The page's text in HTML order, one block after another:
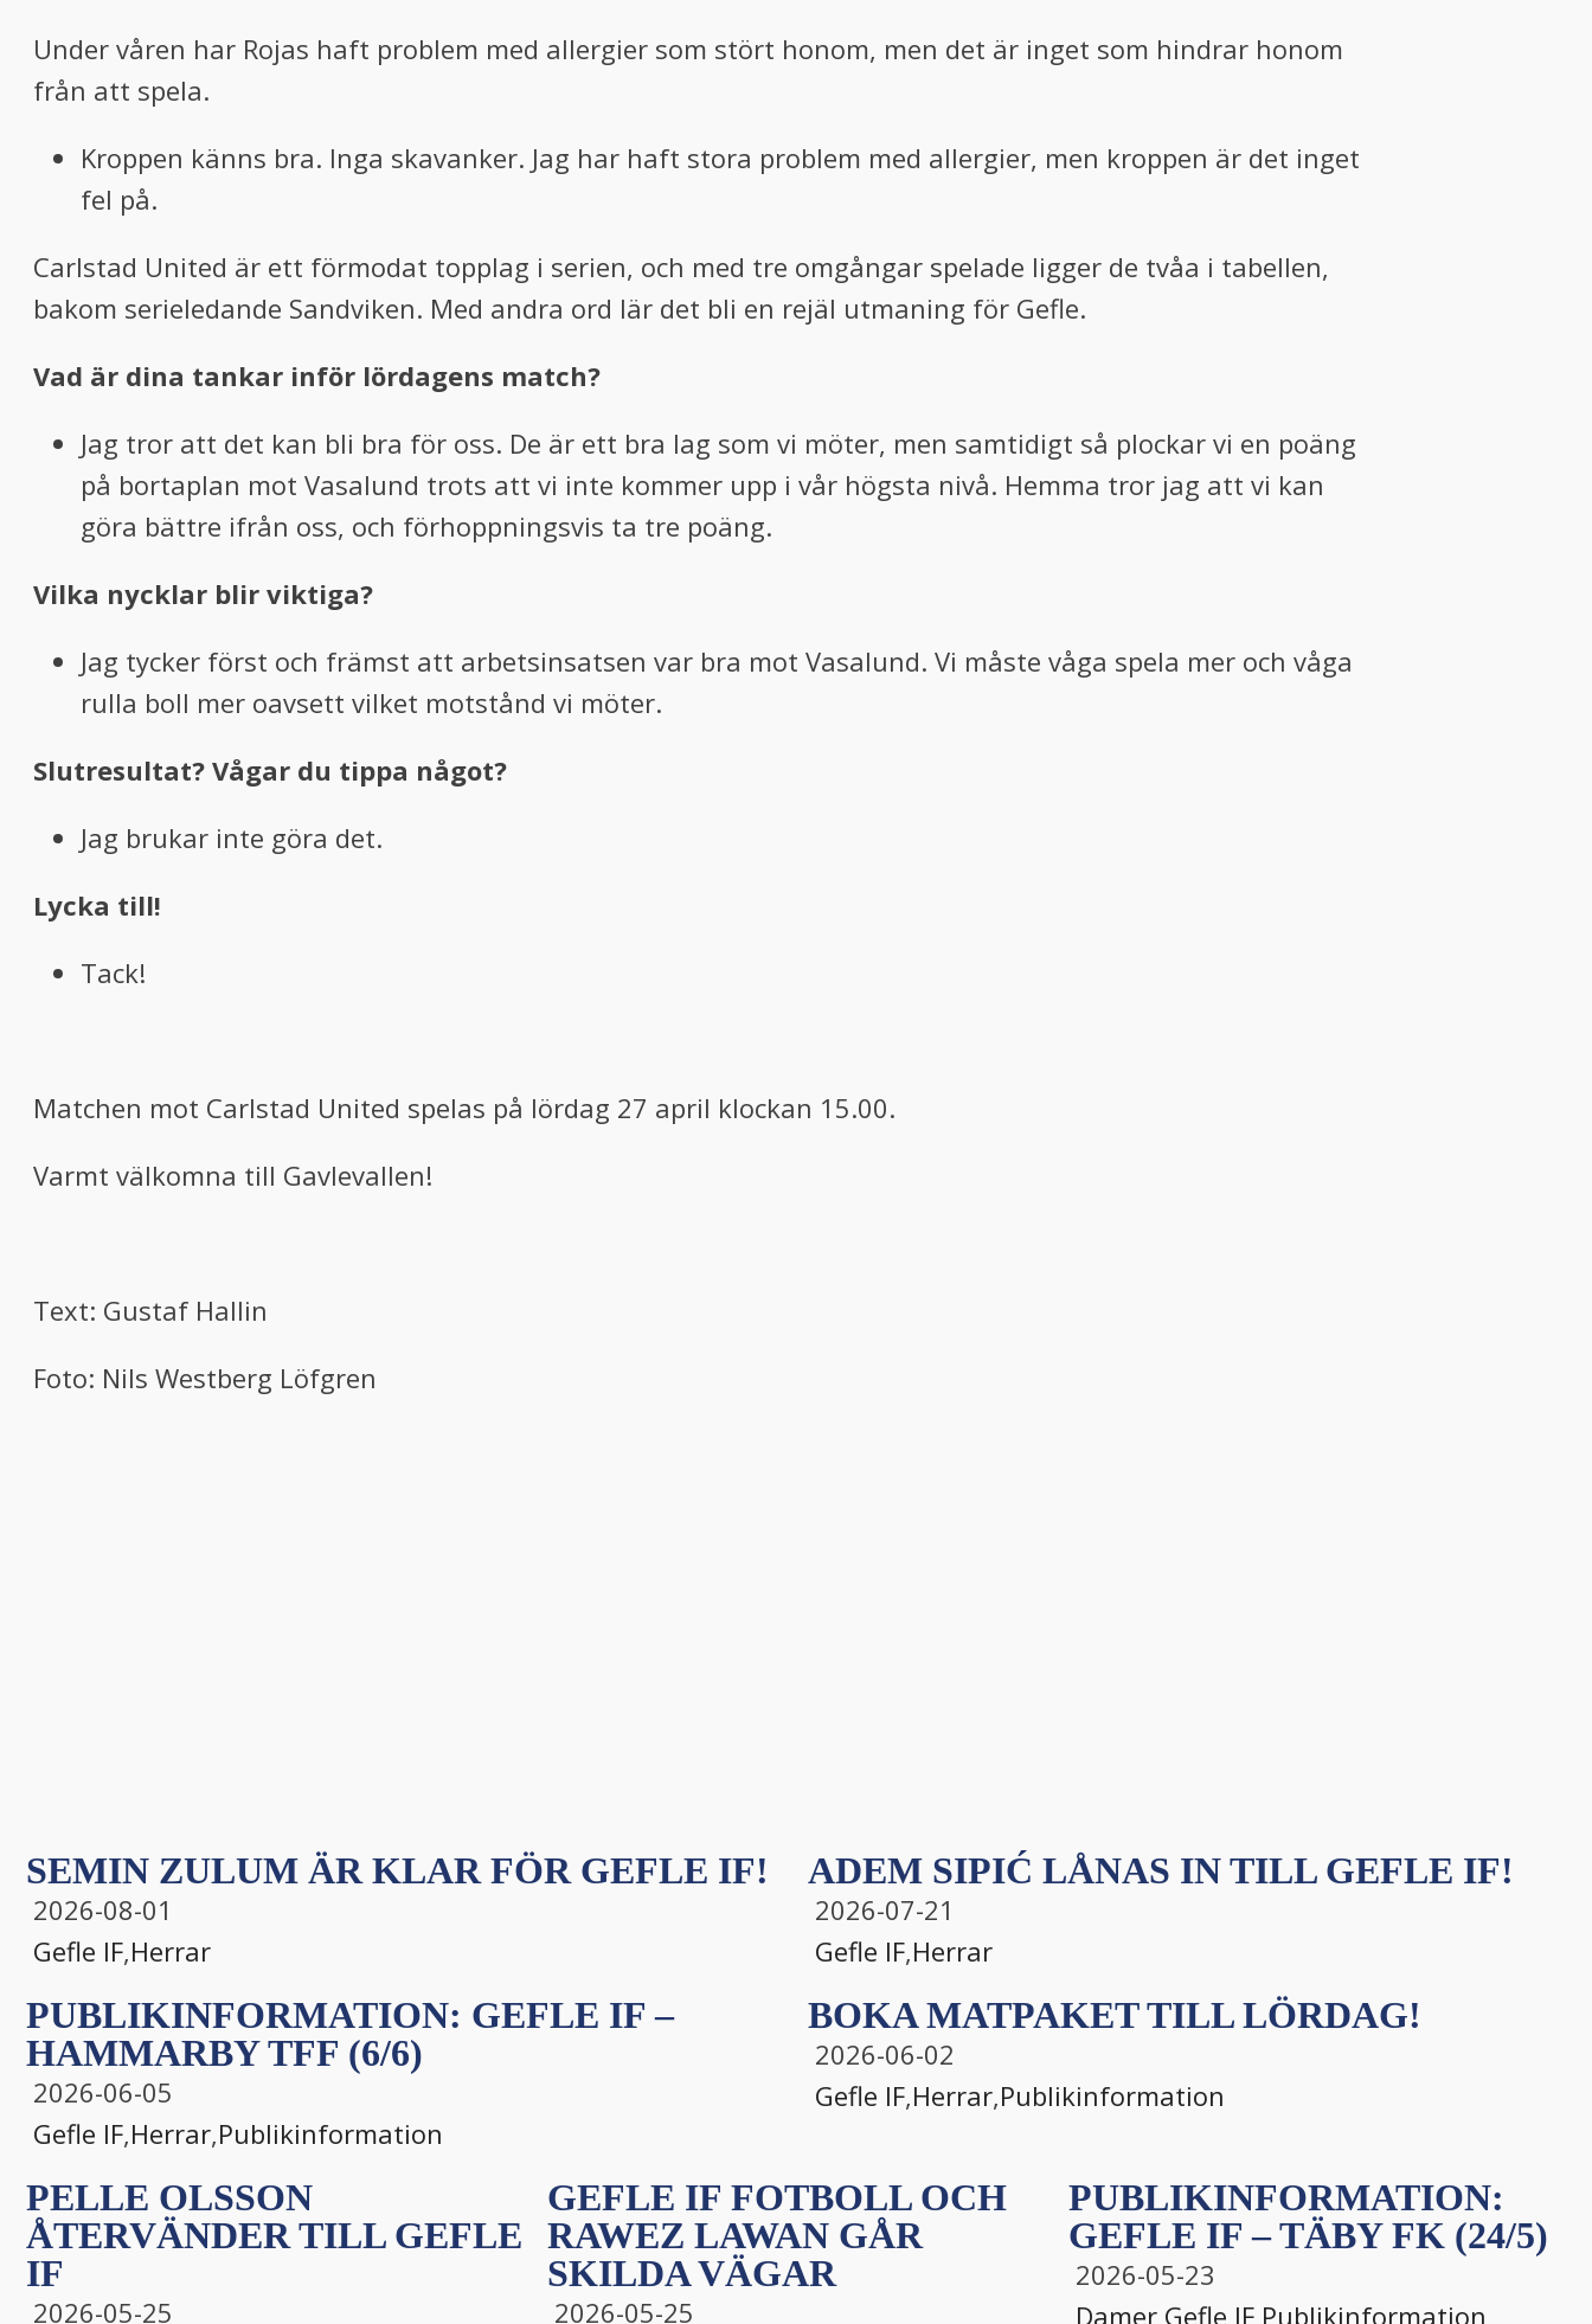
Under våren har Rojas haft problem med allergier som stört honom, men det är inget som hindrar honom
från att spela.
Kroppen känns bra. Inga skavanker. Jag har haft stora problem med allergier, men kroppen är det inget
fel på.
Carlstad United är ett förmodat topplag i serien, och med tre omgångar spelade ligger de tvåa i tabellen,
bakom serieledande Sandviken. Med andra ord lär det bli en rejäl utmaning för Gefle.
Vad är dina tankar inför lördagens match?
Jag tror att det kan bli bra för oss. De är ett bra lag som vi möter, men samtidigt så plockar vi en poäng
på bortaplan mot Vasalund trots att vi inte kommer upp i vår högsta nivå. Hemma tror jag att vi kan
göra bättre ifrån oss, och förhoppningsvis ta tre poäng.
Vilka nycklar blir viktiga?
Jag tycker först och främst att arbetsinsatsen var bra mot Vasalund. Vi måste våga spela mer och våga
rulla boll mer oavsett vilket motstånd vi möter.
Slutresultat? Vågar du tippa något?
Jag brukar inte göra det.
Lycka till!
Tack!
Matchen mot Carlstad United spelas på lördag 27 april klockan 15.00.
Varmt välkomna till Gavlevallen!
Text: Gustaf Hallin
Foto: Nils Westberg Löfgren
SEMIN ZULUM ÄR KLAR FÖR GEFLE IF!
2026-08-01
Gefle IF,Herrar
ADEM SIPIĆ LÅNAS IN TILL GEFLE IF!
2026-07-21
Gefle IF,Herrar
PUBLIKINFORMATION: GEFLE IF –
HAMMARBY TFF (6/6)
2026-06-05
Gefle IF,Herrar,Publikinformation
BOKA MATPAKET TILL LÖRDAG!
2026-06-02
Gefle IF,Herrar,Publikinformation
PELLE OLSSON
ÅTERVÄNDER TILL GEFLE
IF
2026-05-25
GEFLE IF FOTBOLL OCH
RAWEZ LAWAN GÅR
SKILDA VÄGAR
2026-05-25
PUBLIKINFORMATION:
GEFLE IF – TÄBY FK (24/5)
2026-05-23
Damer Gefle IF Publikinformation